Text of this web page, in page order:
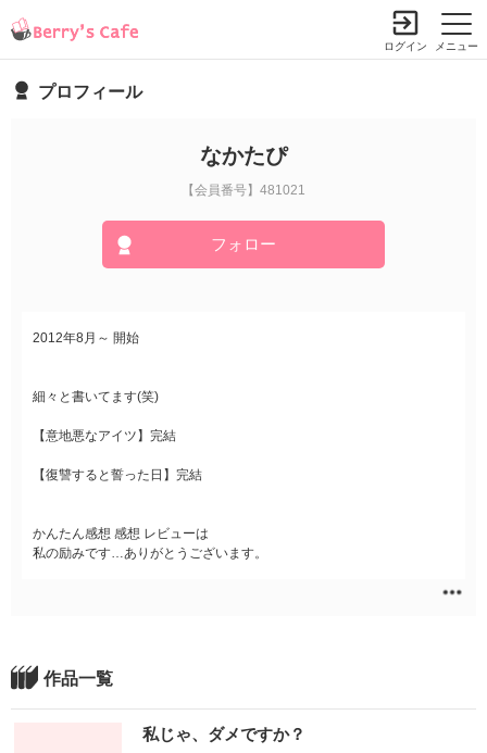
メニュー
ログイン
プロフィール
なかたぴ
【会員番号】481021
フォロー
2012年8月～ 開始
細々と書いてます(笑)
【意地悪なアイツ】完結
【復讐すると誓った日】完結
かんたん感想 感想 レビューは
私の励みです…ありがとうございます。
作品一覧
私じゃ、ダメですか？